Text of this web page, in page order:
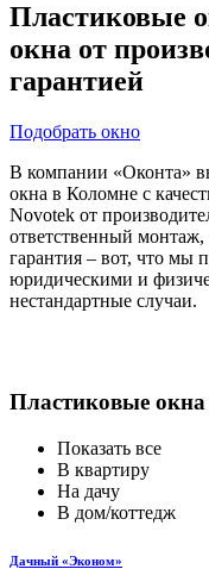
Пластиковые
окна от
гарантией
Подобрать окно
В компании «Оконта»
окна в Коломне с
Novotek от
ответственный монтаж,
гарантия – вот, что мы
юридическими и
нестандартные случаи.
Пластиковые
Показать все
В квартиру
На дачу
В дом/коттедж
Дачный «Эконом»